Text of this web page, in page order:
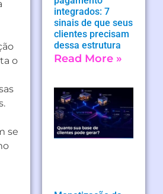
o
se
integrados: 7
sinais de que seus
clientes precisam
dessa estrutura
Read More »